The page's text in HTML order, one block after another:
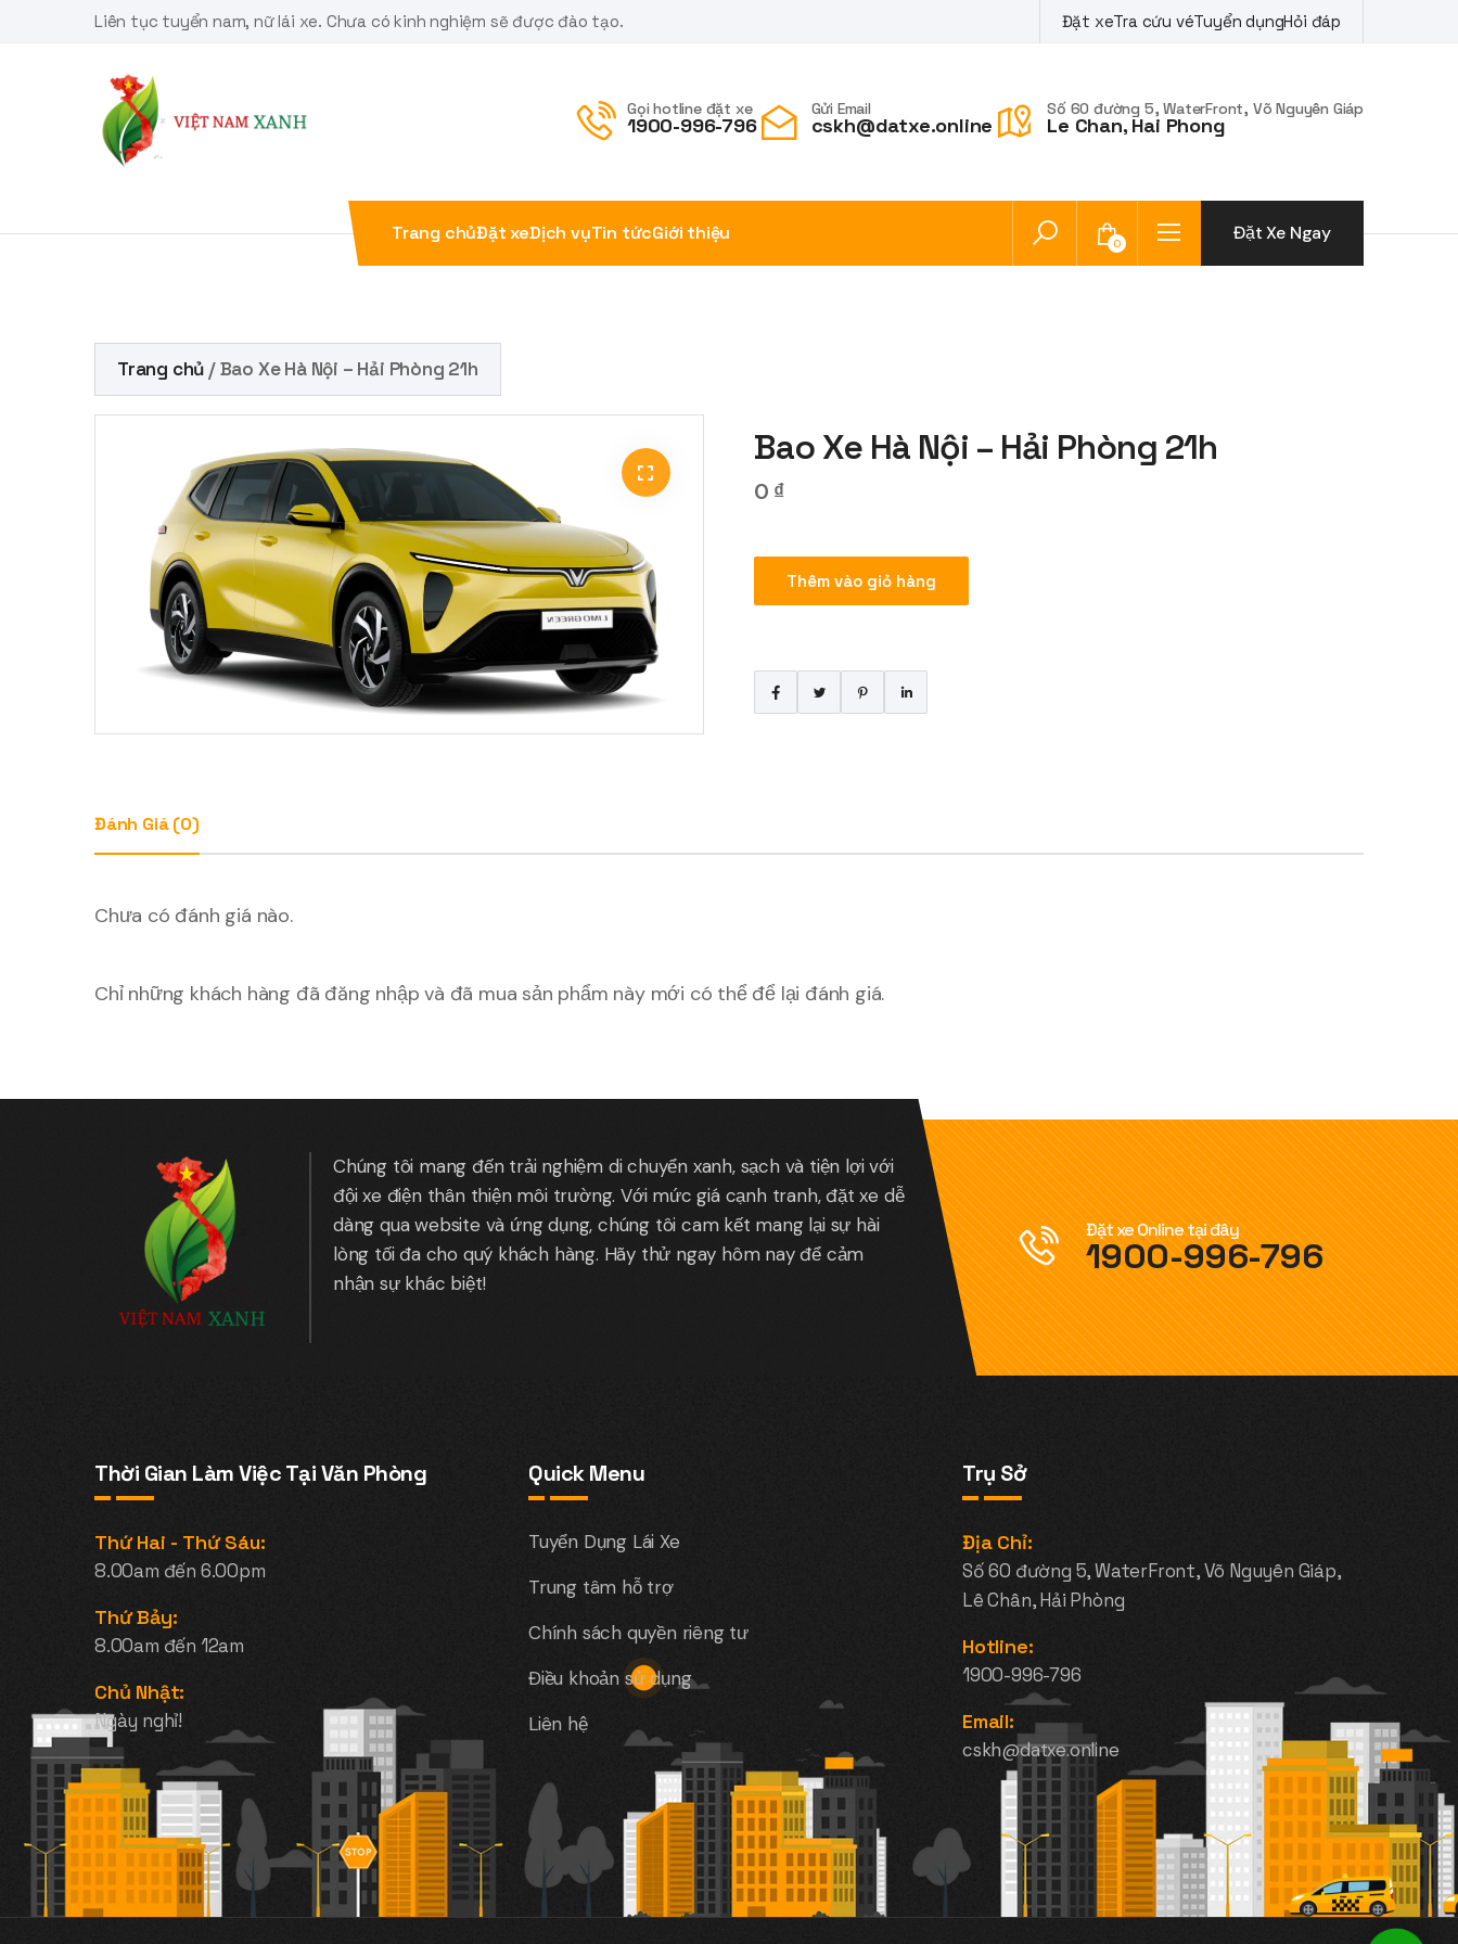
Liên tục tuyển nam, nữ lái xe. Chưa có kinh nghiệm sẽ được đào tạo. Đặt xeTra cứu véTuyển dụngHỏi đáp
Gọi hotline đặt xe
1900-996-796
Gửi Email
cskh@datxe.online
Số 60 đường 5, WaterFront, Võ Nguyên Giáp
Le Chan, Hai Phong
Trang chủĐặt xeDịch vụTin tứcGiới thiệu 0 Đặt Xe Ngay
Trang chủ / Bao Xe Hà Nội – Hải Phòng 21h
Bao Xe Hà Nội – Hải Phòng 21h
0 ₫
Xe
Hải
Thêm vào giỏ hàng
Đánh Giá (0)
Chưa có đánh giá nào.
Chỉ những khách hàng đã đăng nhập và đã mua sản phẩm này mới có thể để lại đánh giá.
Chúng tôi mang đến trải nghiệm di chuyển xanh, sạch và tiện lợi với
đội xe điện thân thiện môi trường. Với mức giá cạnh tranh, đặt xe dễ
dàng qua website và ứng dụng, chúng tôi cam kết mang lại sự hài
lòng tối đa cho quý khách hàng. Hãy thử ngay hôm nay để cảm
nhận sự khác biệt!
Đặt xe Online tại đây
1900-996-796
Thời Gian Làm Việc Tại Văn Phòng
Thứ Hai - Thứ Sáu:
8.00am đến 6.00pm
Thứ Bảy:
8.00am đến 12am
Chủ Nhật:
Ngày nghỉ!
Quick Menu
Tuyển Dụng Lái Xe
Trung tâm hỗ trợ
Chính sách quyền riêng tư
Điều khoản sử dụng
Liên hệ
Trụ Sở
Địa Chỉ:
Số 60 đường 5, WaterFront, Võ Nguyên Giáp,
Lê Chân, Hải Phòng
Hotline:
1900-996-796
Email:
cskh@datxe.online